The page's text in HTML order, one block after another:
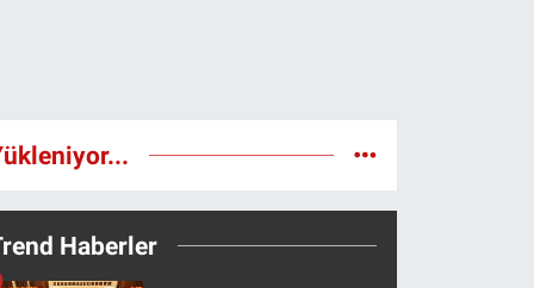
Haberler